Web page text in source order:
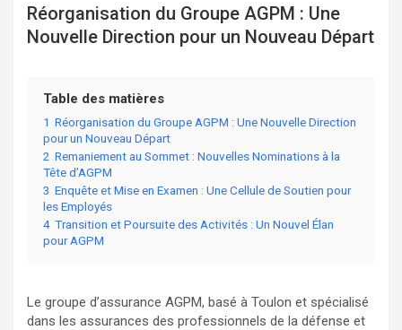
Réorganisation du Groupe AGPM : Une
Nouvelle Direction pour un Nouveau Départ
Table des matières
1 Réorganisation du Groupe AGPM : Une Nouvelle Direction
pour un Nouveau Départ
2 Remaniement au Sommet : Nouvelles Nominations à la
Tête d’AGPM
3 Enquête et Mise en Examen : Une Cellule de Soutien pour
les Employés
4 Transition et Poursuite des Activités : Un Nouvel Élan
pour AGPM
Le groupe d’assurance AGPM, basé à Toulon et spécialisé
dans les assurances des professionnels de la défense et